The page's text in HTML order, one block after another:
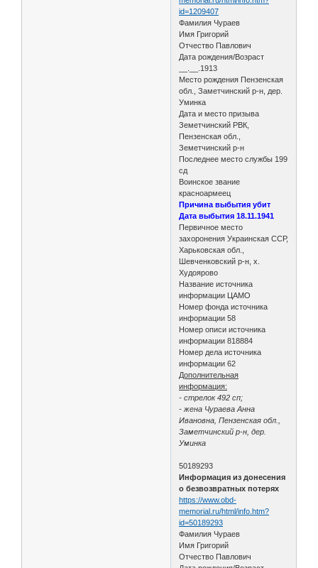
id=1209407
Фамилия Чураев
Имя Григорий
Отчество Павлович
Дата рождения/Возраст
__.__.1913
Место рождения Пензенская
обл., Заметчинский р-н, дер.
Уминка
Дата и место призыва
Земетчинский РВК,
Пензенская обл.,
Земетчинский р-н
Последнее место службы 199
сд
Воинское звание
красноармеец
Причина выбытия убит
Дата выбытия 18.11.1941
Первичное место
захоронения Украинская ССР,
Харьковская обл.,
Шевченковский р-н, х.
Худоярово
Название источника
информации ЦАМО
Номер фонда источника
информации 58
Номер описи источника
информации 818884
Номер дела источника
информации 62
Дополнительная
информация:
- стрелок 492 сп;
- жена Чураева Анна
Ивановна, Пензенская обл.,
Заметчинский р-н, дер.
Уминка
50189293
Информация из донесения
о безвозвратных потерях
https://www.obd-
memorial.ru/html/info.htm?
id=50189293
Фамилия Чураев
Имя Григорий
Отчество Павлович